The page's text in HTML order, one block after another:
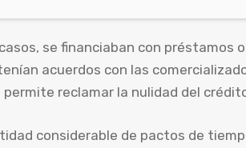
se financiaban con
acuerdos con las
reclamar la nulidad del
considerable de pactos de